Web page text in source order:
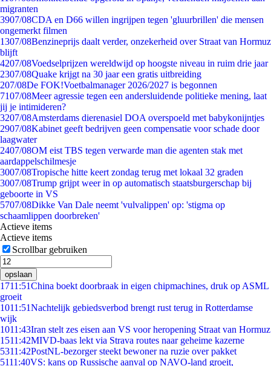
migranten
3907/08CDA en D66 willen ingrijpen tegen 'gluurbrillen' die mensen
ongemerkt filmen
1307/08Benzineprijs daalt verder, onzekerheid over Straat van Hormuz
blijft
4207/08Voedselprijzen wereldwijd op hoogste niveau in ruim drie jaar
2307/08Quake krijgt na 30 jaar een gratis uitbreiding
207/08De FOK!Voetbalmanager 2026/2027 is begonnen
7107/08Meer agressie tegen een andersluidende politieke mening, laat
jij je intimideren?
3207/08Amsterdams dierenasiel DOA overspoeld met babykonijntjes
2907/08Kabinet geeft bedrijven geen compensatie voor schade door
laagwater
2407/08OM eist TBS tegen verwarde man die agenten stak met
aardappelschilmesje
3007/08Tropische hitte keert zondag terug met lokaal 32 graden
3007/08Trump grijpt weer in op automatisch staatsburgerschap bij
geboorte in VS
5707/08Dikke Van Dale neemt 'vulvalippen' op: 'stigma op
schaamlippen doorbreken'
Actieve items
Actieve items
Scrollbar gebruiken
opslaan
1711:51China boekt doorbraak in eigen chipmachines, druk op ASML
groeit
1011:51Nachtelijk gebiedsverbod brengt rust terug in Rotterdamse
wijk
1011:43Iran stelt zes eisen aan VS voor heropening Straat van Hormuz
1511:42MIVD-baas lekt via Strava routes naar geheime kazerne
5311:42PostNL-bezorger steekt bewoner na ruzie over pakket
5111:40VS: kans op Russische aanval op NAVO-land groeit,